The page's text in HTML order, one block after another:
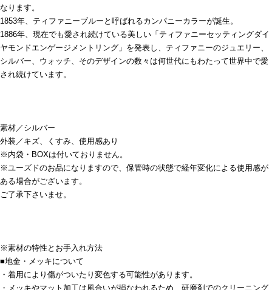
なります。
1853年、ティファニーブルーと呼ばれるカンパニーカラーが誕生。
1886年、現在でも愛され続けている美しい「ティファニーセッティングダイ
ヤモンドエンゲージメントリング」を発表し、ティファニーのジュエリー、
シルバー、ウォッチ、そのデザインの数々は何世代にもわたって世界中で愛
され続けています。
素材／シルバー
外装／キズ、くすみ、使用感あり
※内袋・BOXは付いておりません。
※ユーズドのお品になりますので、保管時の状態で経年変化による使用感が
ある場合がございます。
ご了承下さいませ。
※素材の特性とお手入れ方法
■地金・メッキについて
・着用により傷がついたり変色する可能性があります。
・メッキやマット加工は風合いが損なわれるため、研磨剤でのクリーニング